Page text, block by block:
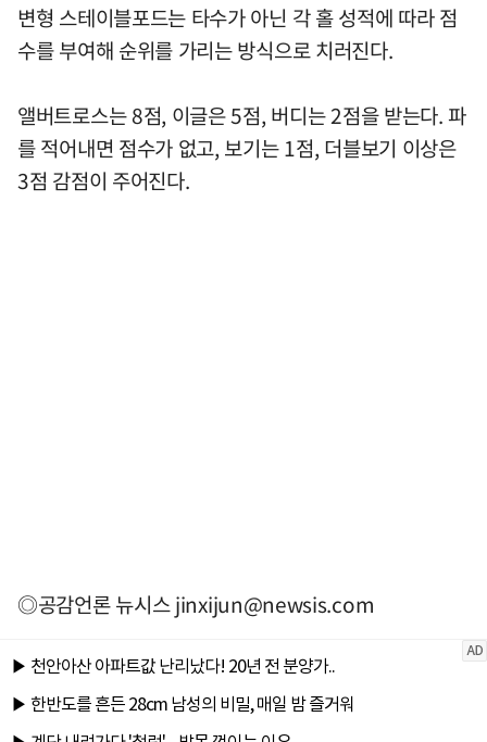
변형 스테이블포드는 타수가 아닌 각 홀 성적에 따라 점
수를 부여해 순위를 가리는 방식으로 치러진다.
앨버트로스는 8점, 이글은 5점, 버디는 2점을 받는다. 파
를 적어내면 점수가 없고, 보기는 1점, 더블보기 이상은
3점 감점이 주어진다.
◎공감언론 뉴시스jinxijun@newsis.com